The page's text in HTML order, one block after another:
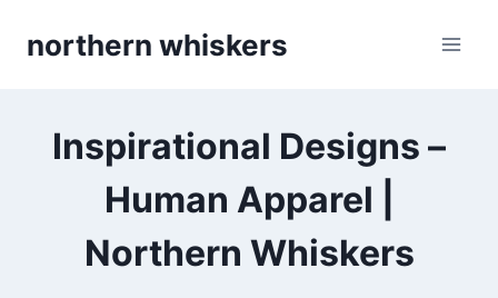
northern whiskers
Inspirational Designs –
Human Apparel |
Northern Whiskers